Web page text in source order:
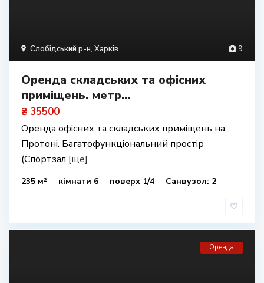
9
Слобідський р-н, Харків
Оренда складських та офісних
приміщень. метр...
₴ 35500
Оренда офісних та складських приміщень на
Протоні. Багатофункціональний простір
(Спортзал [ще]
235 м² кімнати 6 поверх 1/4 Санвузол: 2
Оренда